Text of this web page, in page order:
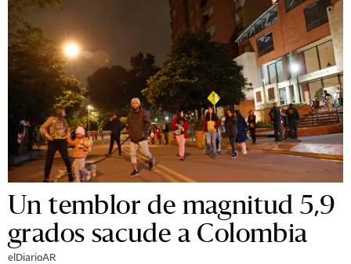
Un temblor de magnitud 5,9
grados sacude a Colombia
elDiarioAR